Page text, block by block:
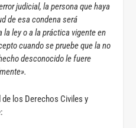
judicial, la persona que haya
de esa condena será
ley o a la práctica vigente en
cuando se pruebe que la no
desconocido le fuere
los Derechos Civiles y